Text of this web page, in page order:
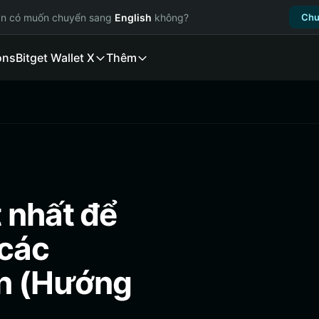
có muốn chuyển sang English không?
Bitget Wallet X Thêm
để
(Hướng